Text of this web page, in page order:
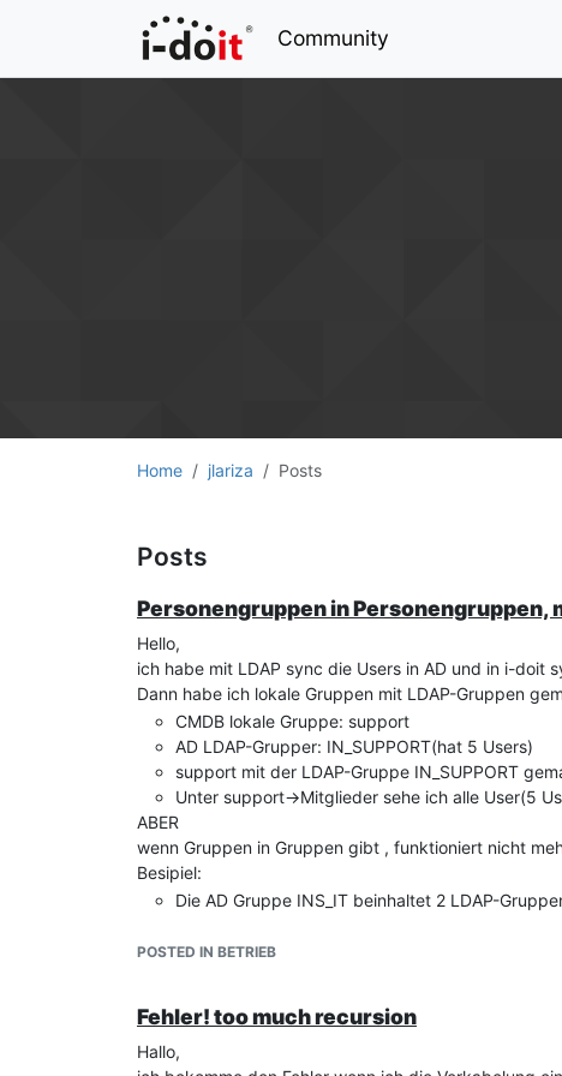
Community
Home jlariza Posts
Posts
Personengruppen in Personengruppen,
Hello,
ich habe mit LDAP sync die Users in AD und in i-doit
Dann habe ich lokale Gruppen mit LDAP-Gruppen
CMDB lokale Gruppe: support
AD LDAP-Grupper: IN_SUPPORT(hat 5 Users)
support mit der LDAP-Gruppe IN_SUPPORT
Unter support->Mitglieder sehe ich alle User(5
ABER
wenn Gruppen in Gruppen gibt , funktioniert nicht
Besipiel:
Die AD Gruppe INS_IT beinhaltet 2 LDAP-
Ich Mappe in der cmdb eine lokale Gruppe mit
Danke für Ihre Hilfe.
POSTED IN BETRIEB
Fehler! too much recursion
Hallo,